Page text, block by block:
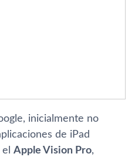
inicialmente no
de iPad
Apple Vision Pro,